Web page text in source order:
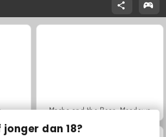
dan 18?
Masha and the Bear: Meadows